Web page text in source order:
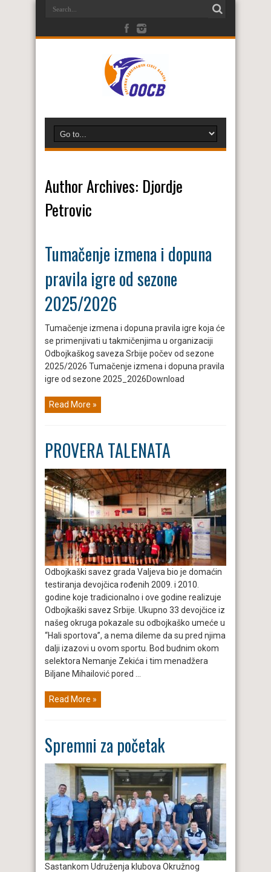
Author Archives: Djordje
Petrovic
Tumačenje izmena i dopuna
pravila igre od sezone
2025/2026
Tumačenje izmena i dopuna pravila igre koja će
se primenjivati u takmičenjima u organizaciji
Odbojkaškog saveza Srbije počev od sezone
2025/2026 Tumačenje izmena i dopuna pravila
igre od sezone 2025_2026Download
Read More »
PROVERA TALENATA
Odbojkaški savez grada Valjeva bio je domaćin
testiranja devojčica rođenih 2009. i 2010.
godine koje tradicionalno i ove godine realizuje
Odbojkaški savez Srbije. Ukupno 33 devojčice iz
našeg okruga pokazale su odbojkaško umeće u
“Hali sportova”, a nema dileme da su pred njima
dalji izazovi u ovom sportu. Bod budnim okom
selektora Nemanje Zekića i tim menadžera
Biljane Mihailović pored ...
Read More »
Spremni za početak
Sastankom Udruženja klubova Okružnog